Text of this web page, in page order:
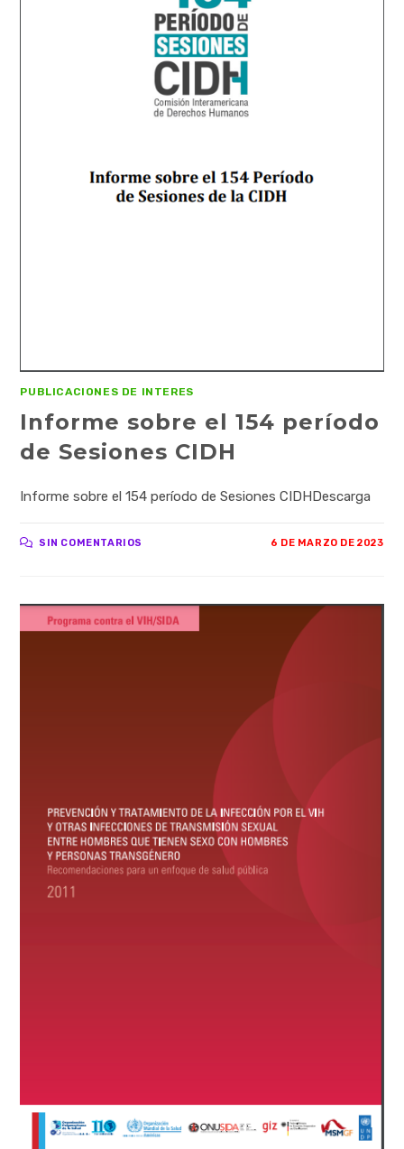
PUBLICACIONES DE INTERES
Informe sobre el 154 período
de Sesiones CIDH
Informe sobre el 154 período de Sesiones CIDHDescarga
SIN COMENTARIOS 6 DE MARZO DE 2023